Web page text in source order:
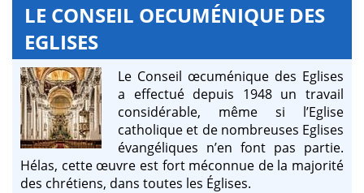
LE CONSEIL OECUMÉNIQUE DES
EGLISES
Le Conseil œcuménique des Eglises
a effectué depuis 1948 un travail
considérable, même si l’Eglise
catholique et de nombreuses Eglises
évangéliques n’en font pas partie.
Hélas, cette œuvre est fort méconnue de la majorité
des chrétiens, dans toutes les Églises.